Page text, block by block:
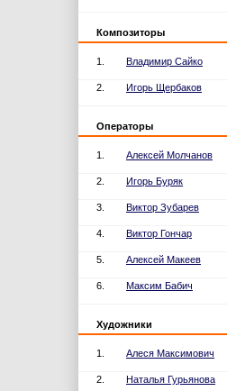
Композиторы
1. Владимир Сайко
2. Игорь Щербаков
Операторы
1. Алексей Молчанов
2. Игорь Буряк
3. Виктор Зубарев
4. Виктор Гончар
5. Алексей Макеев
6. Максим Бабич
Художники
1. Алеся Максимович
2. Наталья Гурьянова